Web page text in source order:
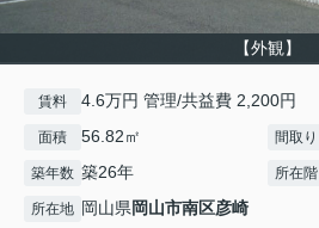
【外観】
賃料 4.6万円 管理/共益費 2,200円
面積 56.82㎡ 間取り
築年数 築26年 所在階
所在地 岡山県岡山市南区彦崎